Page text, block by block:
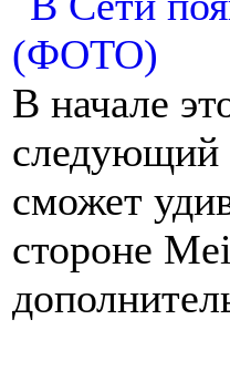
В начале
следующий
сможет
стороне